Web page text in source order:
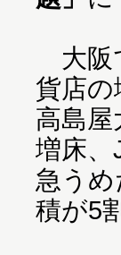
大阪
貨店
高島
増床、
急う
積が5